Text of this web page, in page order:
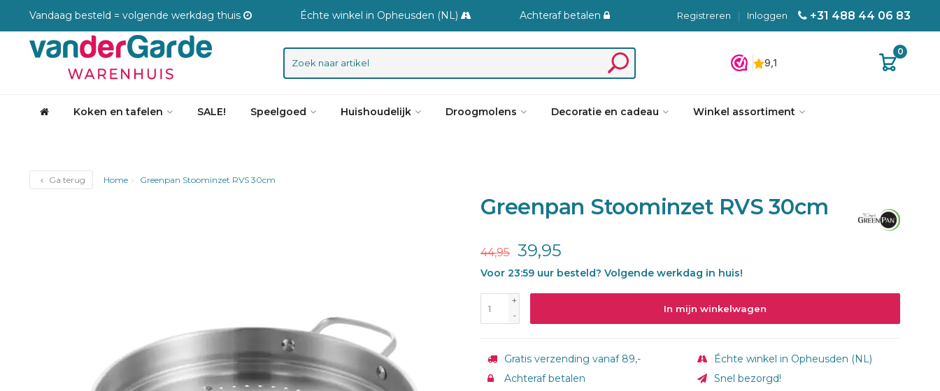
Vandaag besteld = volgende werkdag thuis Échte winkel in Opheusden (NL) Achteraf betalen +31 488 44 06 83
Inloggen
|
Registreren
0
Koken en tafelen SALE! Speelgoed Huishoudelijk Droogmolens Decoratie en cadeau Winkel assortiment
Ga terug Home Greenpan Stoominzet RVS 30cm
Greenpan Stoominzet RVS 30cm
44,95 39,95
Voor 23:59 uur besteld? Volgende werkdag in huis!
+
-
In mijn winkelwagen
Gratis verzending vanaf 89,-
Échte winkel in Opheusden (NL)
Achteraf betalen
Snel bezorgd!